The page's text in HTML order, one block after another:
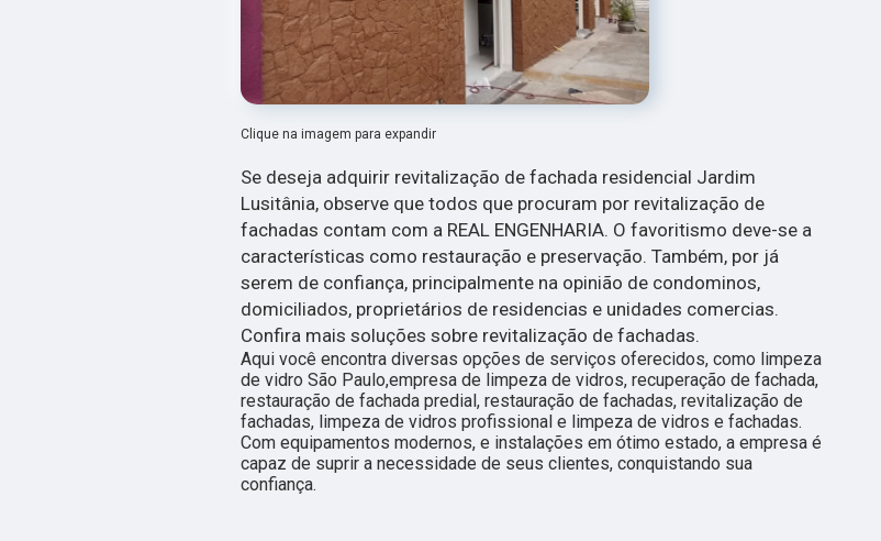
Clique na imagem para expandir
Se deseja adquirir revitalização de fachada residencial Jardim
Lusitânia, observe que todos que procuram por revitalização de
fachadas contam com a REAL ENGENHARIA. O favoritismo deve-se a
características como restauração e preservação. Também, por já
serem de confiança, principalmente na opinião de condominos,
domiciliados, proprietários de residencias e unidades comercias.
Confira mais soluções sobre revitalização de fachadas.
Aqui você encontra diversas opções de serviços oferecidos, como limpeza
de vidro São Paulo,empresa de limpeza de vidros, recuperação de fachada,
restauração de fachada predial, restauração de fachadas, revitalização de
fachadas, limpeza de vidros profissional e limpeza de vidros e fachadas.
Com equipamentos modernos, e instalações em ótimo estado, a empresa é
capaz de suprir a necessidade de seus clientes, conquistando sua
confiança.